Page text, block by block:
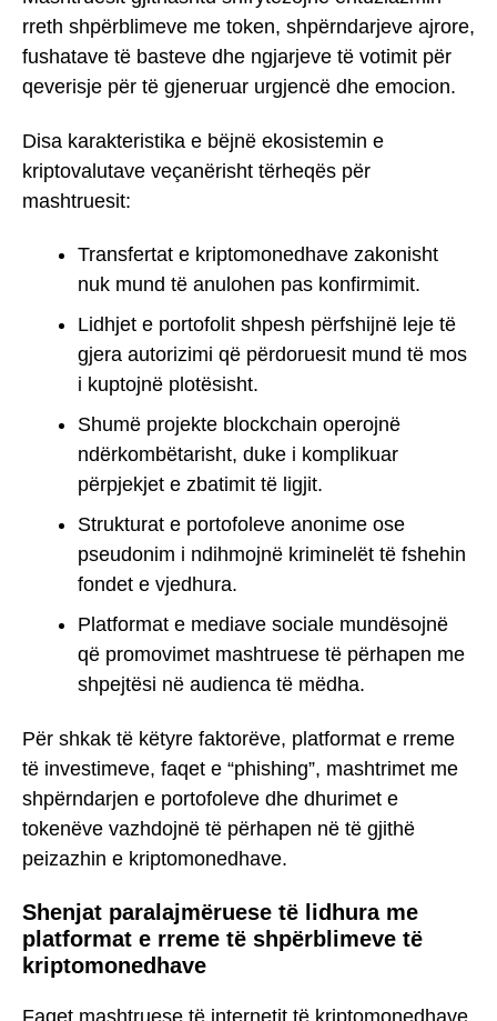
rreth shpërblimeve me token, shpërndarjeve ajrore,
fushatave të basteve dhe ngjarjeve të votimit për
qeverisje për të gjeneruar urgjencë dhe emocion.
Disa karakteristika e bëjnë ekosistemin e
kriptovalutave veçanërisht tërheqës për
mashtruesit:
Transfertat e kriptomonedhave zakonisht
nuk mund të anulohen pas konfirmimit.
Lidhjet e portofolit shpesh përfshijnë leje të
gjera autorizimi që përdoruesit mund të mos
i kuptojnë plotësisht.
Shumë projekte blockchain operojnë
ndërkombëtarisht, duke i komplikuar
përpjekjet e zbatimit të ligjit.
Strukturat e portofoleve anonime ose
pseudonim i ndihmojnë kriminelët të fshehin
fondet e vjedhura.
Platformat e mediave sociale mundësojnë
që promovimet mashtruese të përhapen me
shpejtësi në audienca të mëdha.
Për shkak të këtyre faktorëve, platformat e rreme
të investimeve, faqet e “phishing”, mashtrimet me
shpërndarjen e portofoleve dhe dhurimet e
tokenëve vazhdojnë të përhapen në të gjithë
peizazhin e kriptomonedhave.
Shenjat paralajmëruese të lidhura me
platformat e rreme të shpërblimeve të
kriptomonedhave